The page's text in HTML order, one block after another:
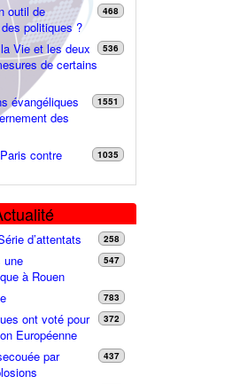
outil de
politiques ?
468
Vie et les deux
de certains
536
évangéliques
des
1551
contre
1035
d’attentats 258
une
à Rouen
547
783
ont voté pour
Européenne
372
par
437